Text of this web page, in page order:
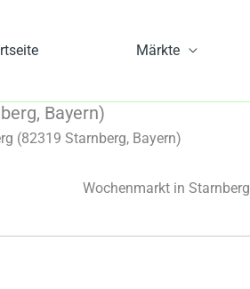
Märkte
Bayern)
(82319 Starnberg, Bayern)
Wochenmarkt in Starnberg